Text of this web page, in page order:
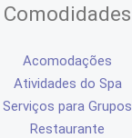
Comodidades
Acomodações
Atividades do Spa
Serviços para Grupos
Restaurante